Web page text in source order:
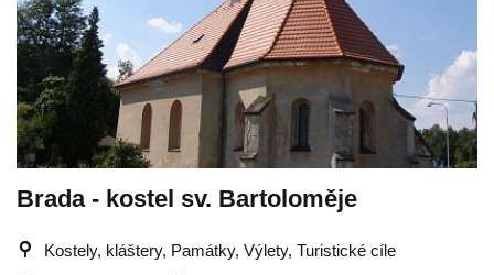
Brada - kostel sv. Bartoloměje
Kostely, kláštery, Památky, Výlety, Turistické cíle